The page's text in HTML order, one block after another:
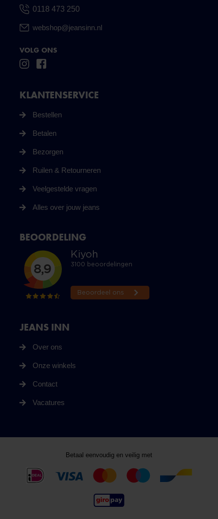
0118 473 250
webshop@jeansinn.nl
VOLG ONS
JEANS INN
Over ons
Onze winkels
Contact
Vacatures
KLANTENSERVICE
Bestellen
Betalen
Bezorgen
Ruilen & Retourneren
Veelgestelde vragen
Alles over jouw jeans
BEOORDELING
Betaal eenvoudig en veilig met